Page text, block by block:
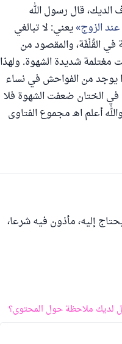
الديك، قال رسول الله
الزوج يعني: لا تبالغي
القُلْفَة، والمقصود من
مغتلمة شديدة الشهوة. ولهذا
يوجد من الفواحش في نساء
في الختان ضعفت الشهوة فلا
أعلم اهـ مجموع الفتاوى
إليه، مأذون فيه شرعا،
لديك ملاحظة حول المحتوى؟